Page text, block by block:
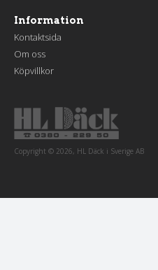
Information
Kontaktsida
Om oss
Köpvillkor
Copyright © 2026, HL Däck i Sverige AB